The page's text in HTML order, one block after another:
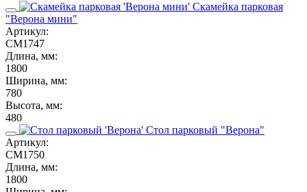
Скамейка парковая
"Верона мини"
Артикул:
СМ1747
Длина, мм:
1800
Ширина, мм:
780
Высота, мм:
480
Стол парковый "Верона"
Артикул:
СМ1750
Длина, мм:
1800